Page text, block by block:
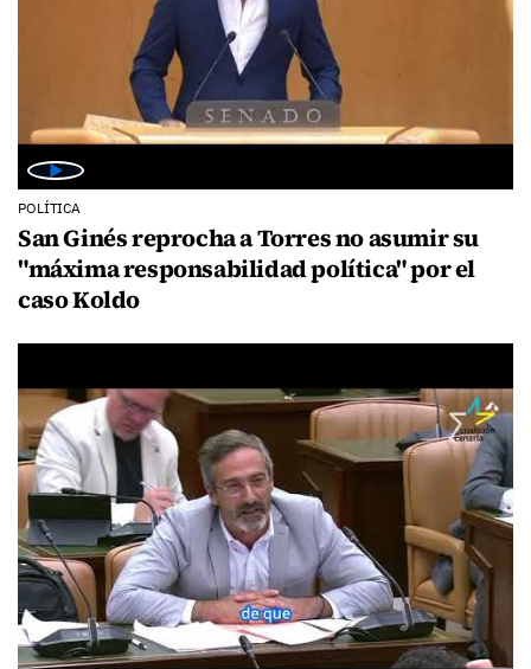
POLÍTICA
San Ginés reprocha a Torres no asumir su
"máxima responsabilidad política" por el
caso Koldo